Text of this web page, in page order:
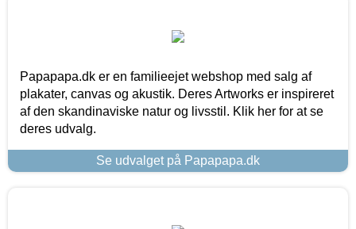
Papapapa.dk er en familieejet webshop med salg af
plakater, canvas og akustik. Deres Artworks er inspireret
af den skandinaviske natur og livsstil. Klik her for at se
deres udvalg.
Se udvalget på Papapapa.dk